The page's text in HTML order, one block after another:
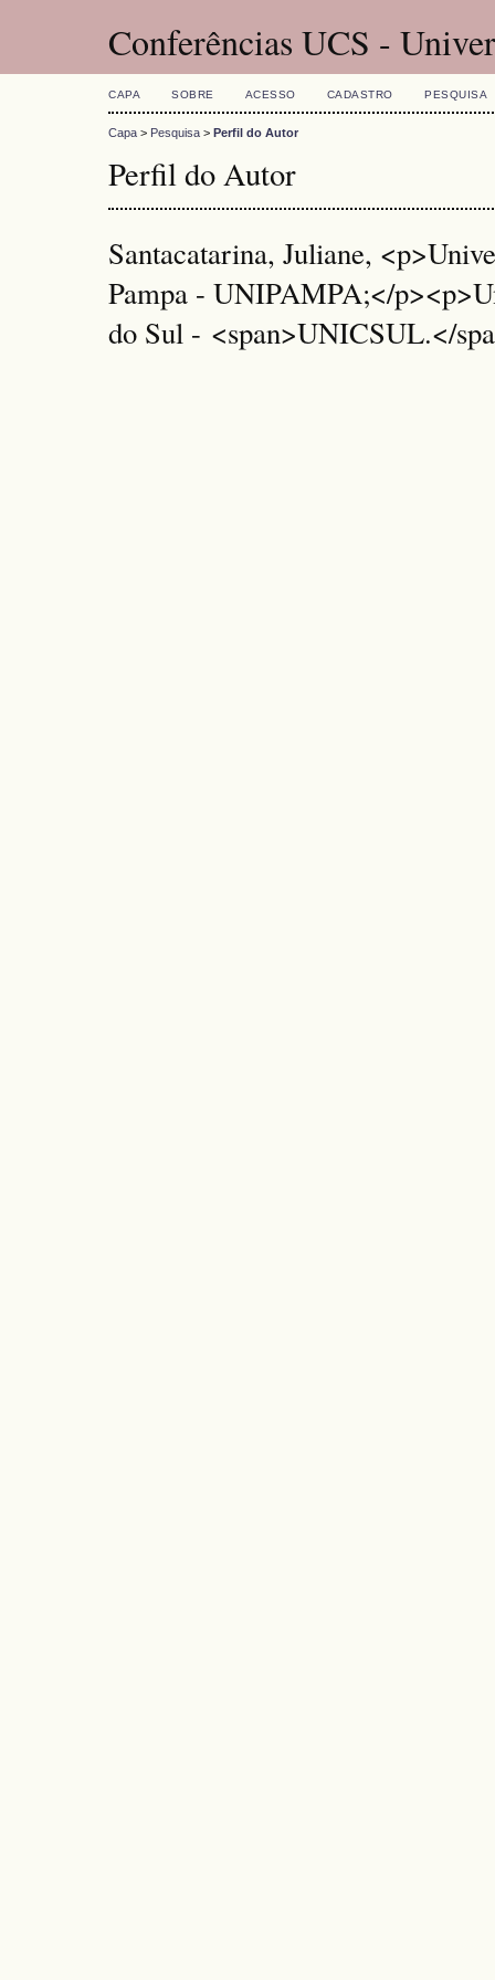
Conferências UCS -
CAPA SOBRE ACESSO CADASTRO PESQUISA
Capa > Pesquisa > Perfil do Autor
Perfil do Autor
Santacatarina, Juliane,
Pampa - UNIPAMPA;</
do Sul - <span>UNICSUL.</